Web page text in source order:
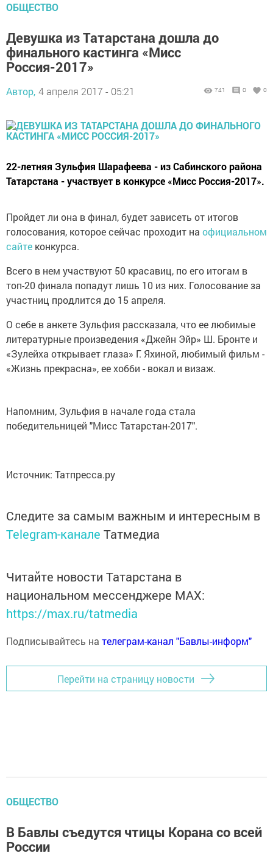
ОБЩЕСТВО
Девушка из Татарстана дошла до
финального кастинга «Мисс
Россия-2017»
Автор, 4 апреля 2017 - 05:21 741 0 0
22-летняя Зульфия Шарафеева - из Сабинского района
Татарстана - участвует в конкурсе «Мисс Россия-2017».
Пройдет ли она в финал, будет зависеть от итогов
голосования, которое сейчас проходит на официальном
сайте конкурса.
Всего в нем участвуют 50 красавиц, по его итогам в
топ-20 финала попадут лишь 10 из них. Голосование за
участниц продлится до 15 апреля.
О себе в анкете Зульфия рассказала, что ее любимые
литературные произведения «Джейн Эйр» Ш. Бронте и
«Зулейха открывает глаза» Г. Яхиной, любимый фильм -
«Жизнь прекрасна», ее хобби - вокал и визаж.
Напомним, Зульфия в начале года стала
победительницей "Мисс Татарстан-2017".
Источник: Татпресса.ру
Следите за самым важным и интересным в
Telegram-канале Татмедиа
Читайте новости Татарстана в
национальном мессенджере MАХ:
https://max.ru/tatmedia
Подписывайтесь на телеграм-канал "Бавлы-информ"
Перейти на страницу новости
ОБЩЕСТВО
В Бавлы съедутся чтицы Корана со всей
России